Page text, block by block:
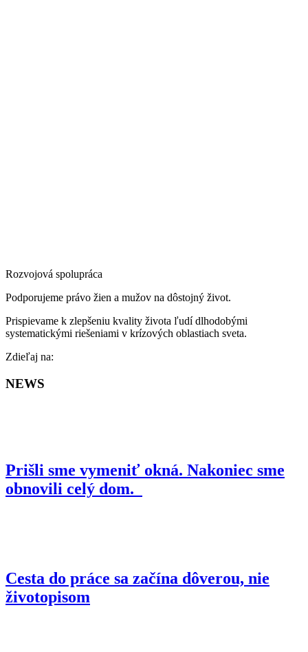
Rozvojová spolupráca
Podporujeme právo žien a mužov na dôstojný život.
Prispievame k zlepšeniu kvality života ľudí dlhodobými
systematickými riešeniami v krízových oblastiach sveta.
Zdieľaj na:
NEWS
Prišli sme vymeniť okná. Nakoniec sme
obnovili celý dom.
Cesta do práce sa začína dôverou, nie
životopisom